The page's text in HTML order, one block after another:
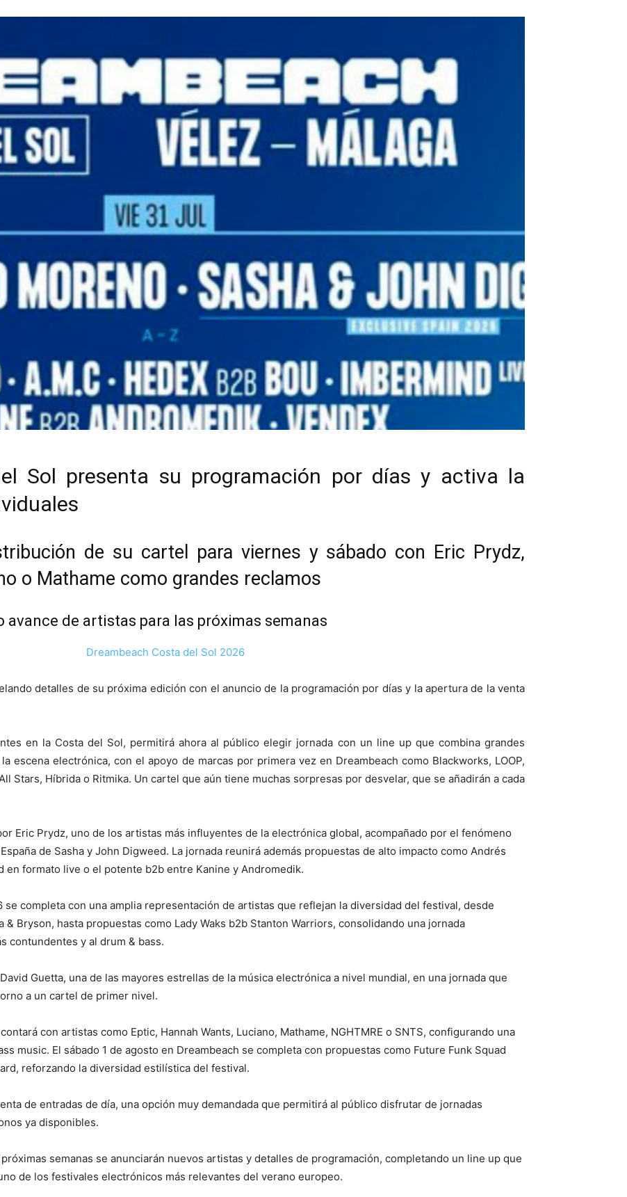
Sol presenta su programación por días y activa la
de su cartel para viernes y sábado con Eric Prydz,
o Mathame como grandes reclamos
avance de artistas para las próximas semanas
detalles de su próxima edición con el anuncio de la programación por días y la apertura de la venta
en la Costa del Sol, permitirá ahora al público elegir jornada con un line up que combina grandes
escena electrónica, con el apoyo de marcas por primera vez en Dreambeach como Blackworks, LOOP,
Stars, Híbrida o Ritmika. Un cartel que aún tiene muchas sorpresas por desvelar, que se añadirán a cada
Eric Prydz, uno de los artistas más influyentes de la electrónica global, acompañado por el fenómeno
de Sasha y John Digweed. La jornada reunirá además propuestas de alto impacto como Andrés
en formato live o el potente b2b entre Kanine y Andromedik.
se completa con una amplia representación de artistas que reflejan la diversidad del festival, desde
Bryson, hasta propuestas como Lady Waks b2b Stanton Warriors, consolidando una jornada
contundentes y al drum & bass.
Guetta, una de las mayores estrellas de la música electrónica a nivel mundial, en una jornada que
a un cartel de primer nivel.
con artistas como Eptic, Hannah Wants, Luciano, Mathame, NGHTMRE o SNTS, configurando una
music. El sábado 1 de agosto en Dreambeach se completa con propuestas como Future Funk Squad
reforzando la diversidad estilística del festival.
de entradas de día, una opción muy demandada que permitirá al público disfrutar de jornadas
ya disponibles.
semanas se anunciarán nuevos artistas y detalles de programación, completando un line up que
de los festivales electrónicos más relevantes del verano europeo.